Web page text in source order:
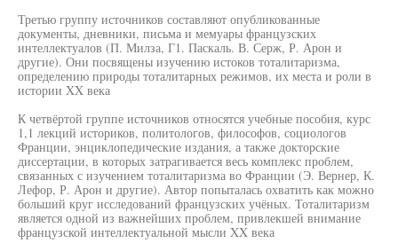
Третью группу источников составляют опубликованные
документы, дневники, письма и мемуары французских
интеллектуалов (П. Милза, Г1. Паскаль. В. Серж, Р. Арон и
другие). Они посвящены изучению истоков тоталитаризма,
определению природы тоталитарных режимов, их места и роли в
истории XX века
К четвёртой группе источников относятся учебные пособия, курс
1,1 лекций историков, политологов, философов, социологов
Франции, энциклопедические издания, а также докторские
диссертации, в которых затрагивается весь комплекс проблем,
связанных с изучением тоталитаризма во Франции (Э. Вернер, К.
Лефор, Р. Арон и другие). Автор попыталась охватить как можно
больший круг исследований французских учёных. Тоталитаризм
является одной из важнейших проблем, привлекшей внимание
французской интеллектуальной мысли XX века